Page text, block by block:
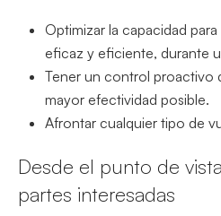
Optimizar la capacidad
eficaz y eficiente, durante
Tener un control proactivo
mayor efectividad posible.
Afrontar cualquier tipo de
Desde el punto de
partes interesadas